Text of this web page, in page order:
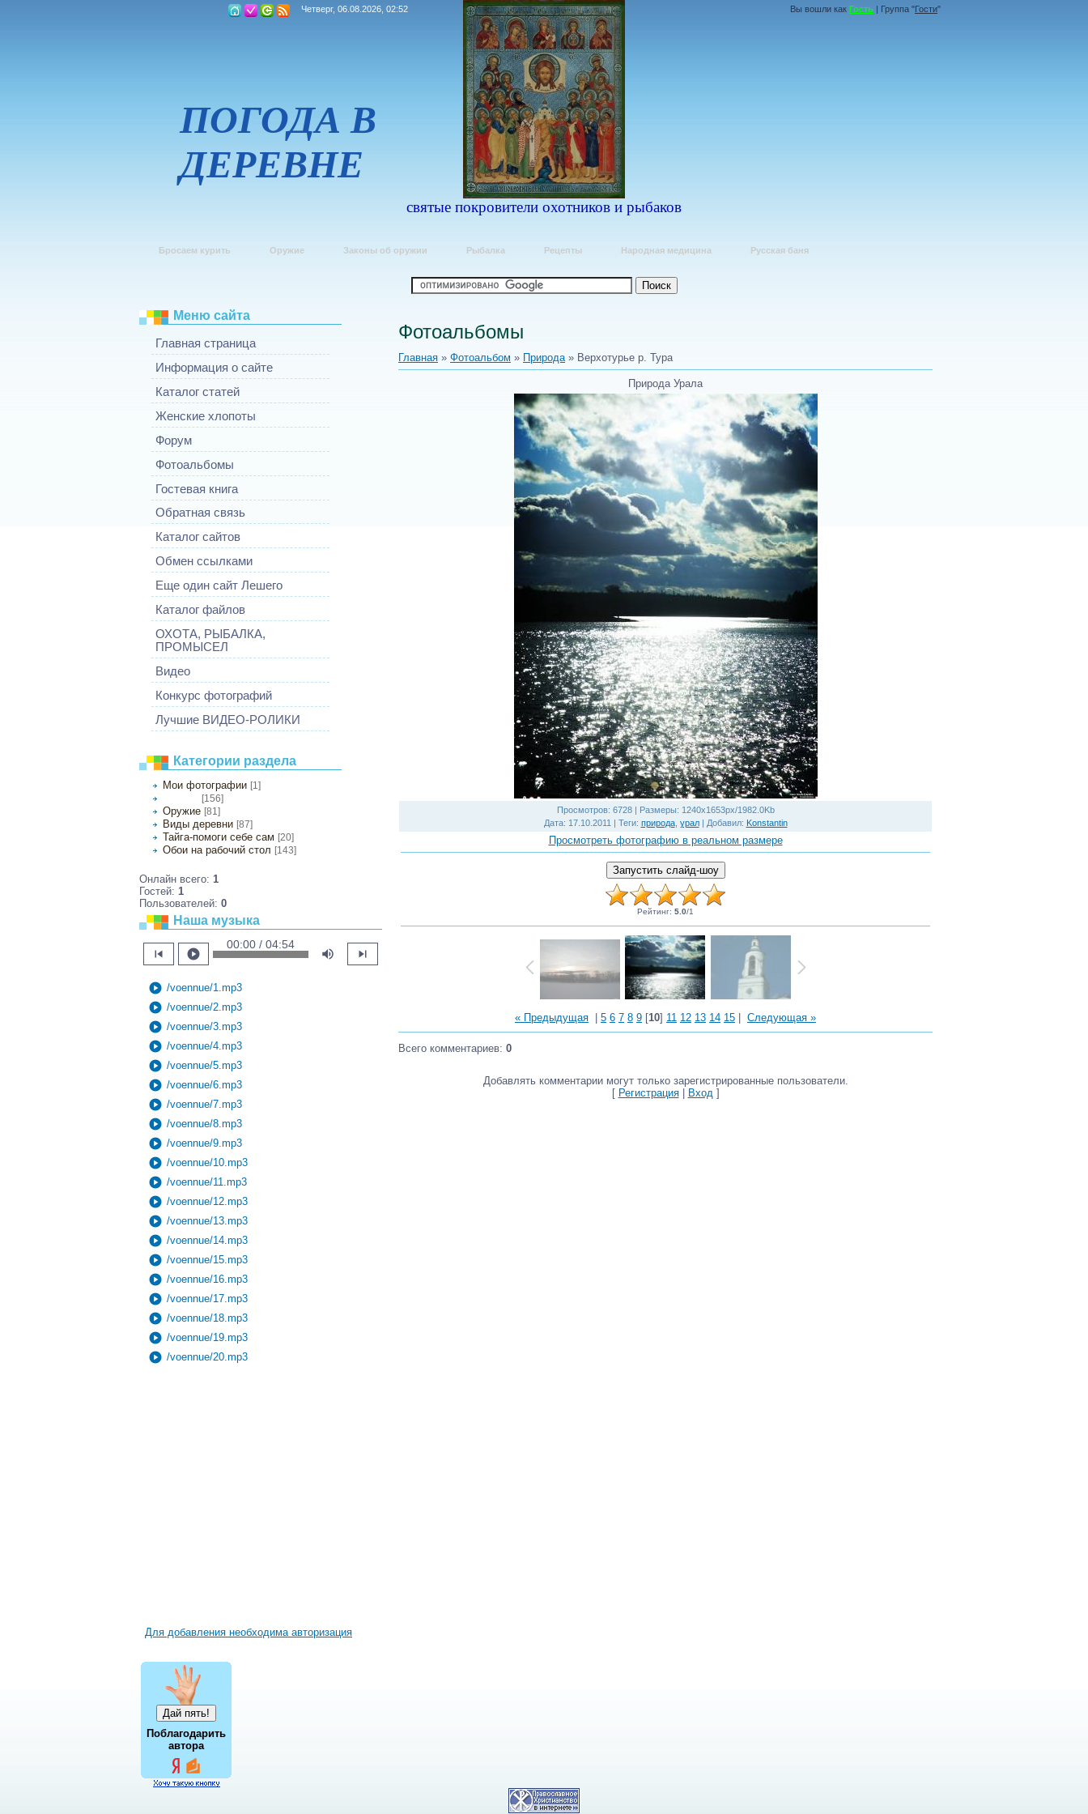
Четверг, 06.08.2026, 02:52
ПОГОДА В
ДЕРЕВНЕ
святые покровители охотников и рыбаков
Вы вошли как Гость | Группа "Гости"
Бросаем курить Оружие Законы об оружии Рыбалка Рецепты Народная медицина Русская баня
Меню сайта
Главная страница
Информация о сайте
Каталог статей
Женские хлопоты
Форум
Фотоальбомы
Гостевая книга
Обратная связь
Каталог сайтов
Обмен ссылками
Еще один сайт Лешего
Каталог файлов
ОХОТА, РЫБАЛКА,
ПРОМЫСЕЛ
Видео
Конкурс фотографий
Лучшие ВИДЕО-РОЛИКИ
Категории раздела
Мои фотографии [1]
[156]
Оружие [81]
Виды деревни [87]
Тайга-помоги себе сам [20]
Обои на рабочий стол [143]
Онлайн всего: 1
Гостей: 1
Пользователей: 0
Наша музыка
skip_previous play_circle
00:00 / 04:54
volume_up skip_next
play_circle /voennue/1.mp3
play_circle /voennue/2.mp3
play_circle /voennue/3.mp3
play_circle /voennue/4.mp3
play_circle /voennue/5.mp3
play_circle /voennue/6.mp3
play_circle /voennue/7.mp3
play_circle /voennue/8.mp3
play_circle /voennue/9.mp3
play_circle /voennue/10.mp3
play_circle /voennue/11.mp3
play_circle /voennue/12.mp3
play_circle /voennue/13.mp3
play_circle /voennue/14.mp3
play_circle /voennue/15.mp3
play_circle /voennue/16.mp3
play_circle /voennue/17.mp3
play_circle /voennue/18.mp3
play_circle /voennue/19.mp3
play_circle /voennue/20.mp3
Для добавления необходима авторизация
Поблагодарить
автора
Фотоальбомы
Главная » Фотоальбом » Природа » Верхотурье р. Тура
Природа Урала
Просмотров: 6728 | Размеры: 1240x1653px/1982.0Kb
Дата: 17.10.2011 | Теги: природа, урал| Добавил: Konstantin
Просмотреть фотографию в реальном размере
Рейтинг: 5.0/1
« Предыдущая 5 6 7 8 9 [10] 11 12 13 14 15 Следующая »
Всего комментариев: 0
Добавлять комментарии могут только зарегистрированные пользователи.
[ Регистрация| Вход ]